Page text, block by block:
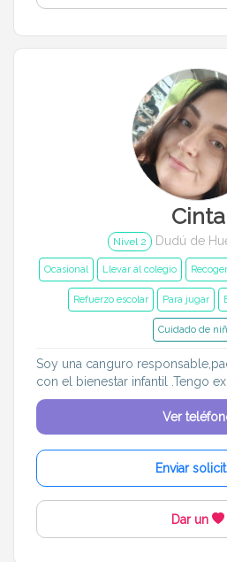
Cinta
Nivel 2 Dudú de
Ocasional Llevar al colegio
Refuerzo escolar Para jugar
Cuidado de
Soy una canguro
con el bienestar infantil .Tengo
Ver
Enviar
Dar un